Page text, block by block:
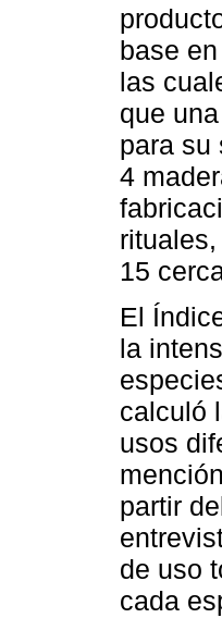
base
las
que
para su
4
15
El
la
calculó
usos
partir
de uso
cada